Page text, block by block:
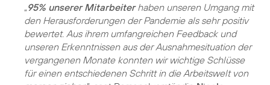
„95% unserer Mitarbeiterhaben unseren Umgang mit
den Herausforderungen der Pandemie als sehr positiv
bewertet. Aus ihrem umfangreichen Feedback und
unseren Erkenntnissen aus der Ausnahmesituation der
vergangenen Monate konnten wir wichtige Schlüsse
für einen entschiedenen Schritt in die Arbeitswelt von